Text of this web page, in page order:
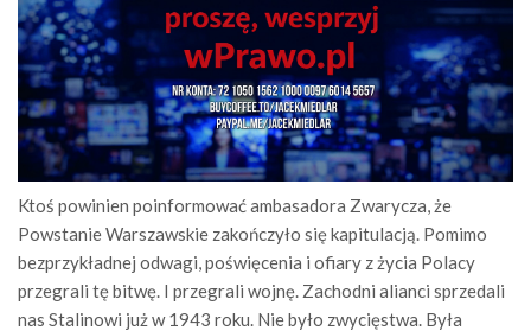
Ktoś powinien poinformować ambasadora Zwarycza, że
Powstanie Warszawskie zakończyło się kapitulacją. Pomimo
bezprzykładnej odwagi, poświęcenia i ofiary z życia Polacy
przegrali tę bitwę. I przegrali wojnę. Zachodni alianci sprzedali
nas Stalinowi już w 1943 roku. Nie było zwycięstwa. Była